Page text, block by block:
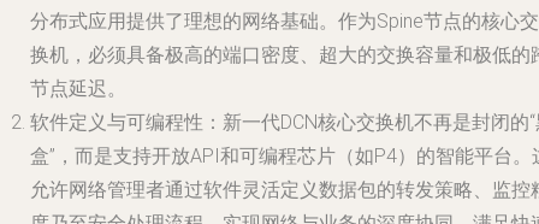
分布式应用提供了理想的网络基础。作为Spine节点的核心交
换机，必须具备极高的端口密度、超大的交换容量和极低的
节点延迟。
软件定义与可编程性：新一代DCN核心交换机不再是封闭的
盒”，而是支持开放API和可编程芯片（如P4）的智能平台。
允许网络管理者通过软件灵活定义数据包的转发策略、监控